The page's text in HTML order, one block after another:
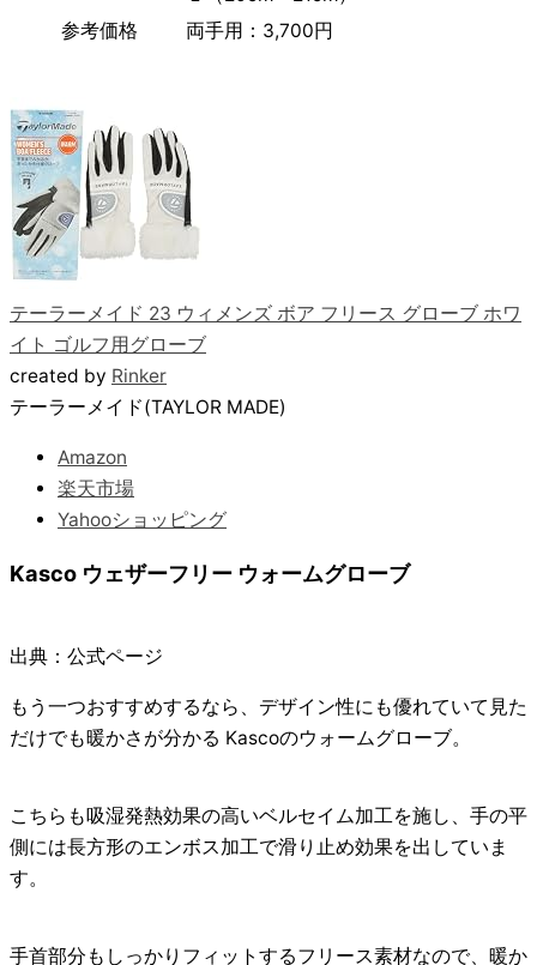
参考価格
両手用：3,700円
テーラーメイド 23 ウィメンズ ボア フリース グローブ ホワ
イト ゴルフ用グローブ
created by Rinker
テーラーメイド(TAYLOR MADE)
Amazon
楽天市場
Yahooショッピング
Kasco ウェザーフリー ウォームグローブ
出典：公式ページ
もう一つおすすめするなら、デザイン性にも優れていて見た
だけでも暖かさが分かる Kascoのウォームグローブ。
こちらも吸湿発熱効果の高いベルセイム加工を施し、手の平
側には長方形のエンボス加工で滑り止め効果を出していま
す。
手首部分もしっかりフィットするフリース素材なので、暖か